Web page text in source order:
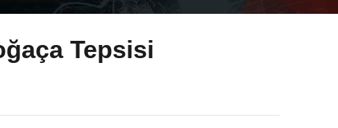
Tepsisi